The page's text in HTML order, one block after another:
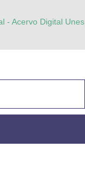
- Acervo Digital